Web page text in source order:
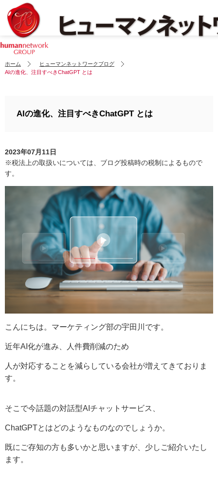
ホーム
ヒューマンネットワークブログ
AIの進化、注目すべきChatGPT とは
AIの進化、注目すべきChatGPT とは
2023年07月11日
※税法上の取扱いについては、ブログ投稿時の税制によるもので
す。
こんにちは。マーケティング部の宇田川です。
近年AI化が進み、人件費削減のため
人が対応することを減らしている会社が増えてきておりま
す。
そこで今話題の対話型AIチャットサービス、
ChatGPTとはどのようなものなのでしょうか。
既にご存知の方も多いかと思いますが、少しご紹介いたし
ます。